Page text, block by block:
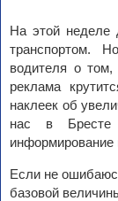
На этой неделе
транспортом.
водителя о
реклама
наклеек об
нас в Бресте
Если не
базовой